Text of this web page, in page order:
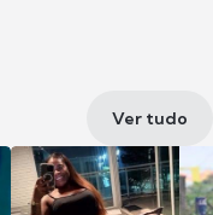
Ver tudo